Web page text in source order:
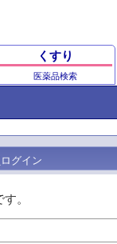
くすり
医薬品検索
グイン
。